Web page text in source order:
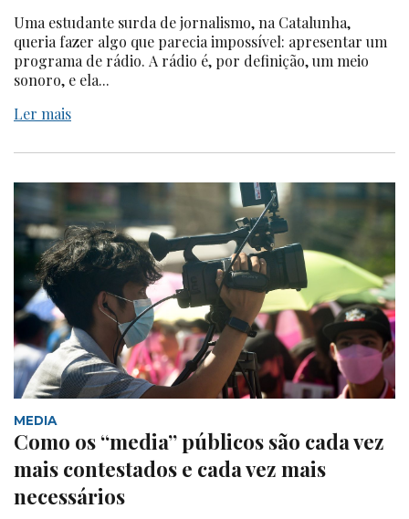
Uma estudante surda de jornalismo, na Catalunha,
queria fazer algo que parecia impossível: apresentar um
programa de rádio. A rádio é, por definição, um meio
sonoro, e ela...
Ler mais
MEDIA
Como os “media” públicos são cada vez
mais contestados e cada vez mais
necessários